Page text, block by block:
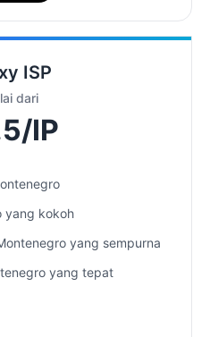
ISP
dari
IP
yang kokoh
yang sempurna
yang tepat